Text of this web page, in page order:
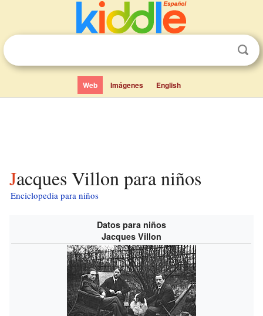
Web Imágenes English
Jacques Villon para niños
Enciclopedia para niños
Datos para niños
Jacques Villon